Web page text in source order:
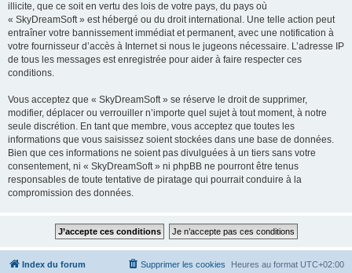
illicite, que ce soit en vertu des lois de votre pays, du pays où
« SkyDreamSoft » est hébergé ou du droit international. Une telle action peut
entraîner votre bannissement immédiat et permanent, avec une notification à
votre fournisseur d’accès à Internet si nous le jugeons nécessaire. L’adresse IP
de tous les messages est enregistrée pour aider à faire respecter ces
conditions.
Vous acceptez que « SkyDreamSoft » se réserve le droit de supprimer,
modifier, déplacer ou verrouiller n’importe quel sujet à tout moment, à notre
seule discrétion. En tant que membre, vous acceptez que toutes les
informations que vous saisissez soient stockées dans une base de données.
Bien que ces informations ne soient pas divulguées à un tiers sans votre
consentement, ni « SkyDreamSoft » ni phpBB ne pourront être tenus
responsables de toute tentative de piratage qui pourrait conduire à la
compromission des données.
Index du forum Heures au format UTC+02:00
Supprimer les cookies